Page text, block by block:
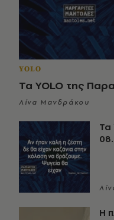
YOLO
Τα YOLO της
Λίνα Μανδράκου
Τα
Η